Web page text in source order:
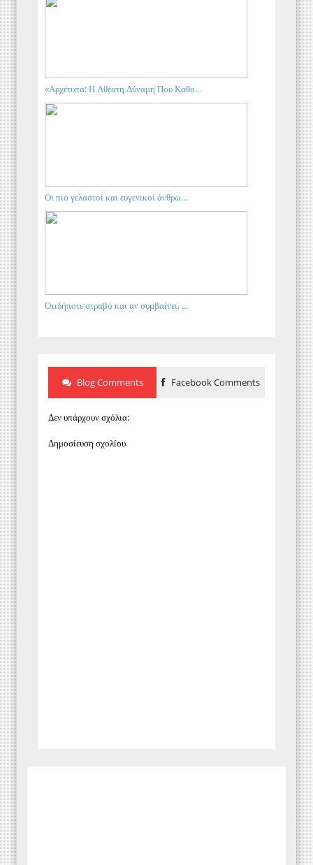
«Αρχέτυπα: Η Αθέατη Δύναμη Που Καθο...
Οι πιο γελαστοί και ευγενικοί άνθρω...
Οτιδήποτε στραβό και αν συμβαίνει, ...
Blog Comments Facebook Comments
Δεν υπάρχουν σχόλια:
Δημοσίευση σχολίου